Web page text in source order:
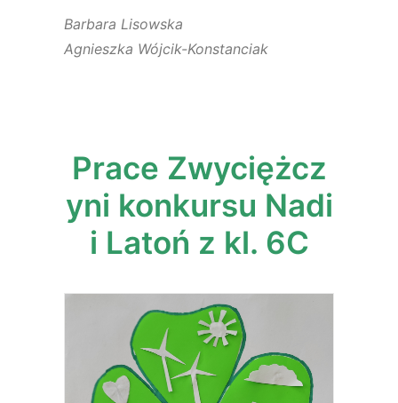
Barbara Lisowska
Agnieszka Wójcik-Konstanciak
Prace Zwyciężcz
yni konkursu Nadi
i Latoń z kl. 6C